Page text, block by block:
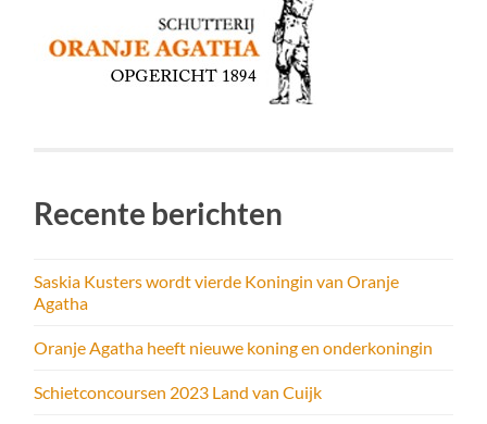
Recente berichten
Saskia Kusters wordt vierde Koningin van Oranje
Agatha
Oranje Agatha heeft nieuwe koning en onderkoningin
Schietconcoursen 2023 Land van Cuijk